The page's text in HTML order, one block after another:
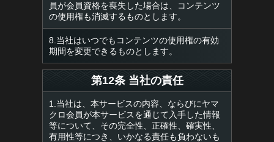
員が会員資格を喪失した場合は、コンテンツ
の使用権も消滅するものとします。
8.当社はいつでもコンテンツの使用権の有効
期間を変更できるものとします。
第12条 当社の責任
1.当社は、本サービスの内容、ならびにヤマ
クロ会員が本サービスを通じて入手した情報
等について、その完全性、正確性、確実性、
有用性等につき、いかなる責任も負わないも